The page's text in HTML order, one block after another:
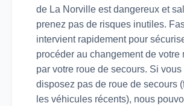
de La Norville est dangereux et
prenez pas de risques inutiles.
intervient rapidement pour
procéder au changement de votre
par votre roue de secours. Si vous
disposez pas de roue de secours
les véhicules récents), nous